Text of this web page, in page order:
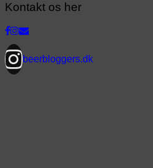
Kontakt os her
beerbloggers.dk